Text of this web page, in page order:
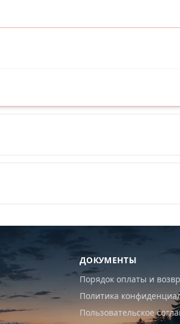
ДОКУМЕНТЫ
Порядок оплаты и
Политика
Пользовательское